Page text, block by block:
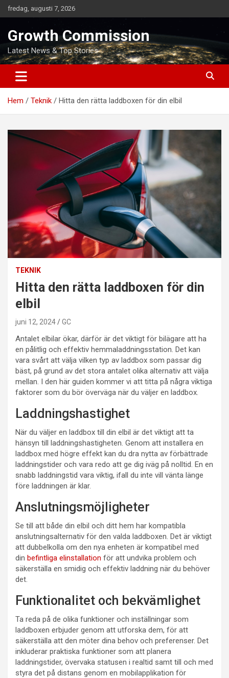
Hoppa
till
fredag, augusti 7, 2026
Growth Commission
Latest News & Top Stories
Hem Teknik Hitta den rätta laddboxen för din elbil
TEKNIK
Hitta den rätta laddboxen för din
elbil
juni 12, 2024 GC
Antalet elbilar ökar, därför är det viktigt för bilägare att ha
en pålitlig och effektiv hemmaladdningsstation. Det kan
vara svårt att välja vilken typ av laddbox som passar dig
bäst, på grund av det stora antalet olika alternativ att välja
mellan. I den här guiden kommer vi att titta på några viktiga
faktorer som du bör överväga när du väljer en laddbox.
Laddningshastighet
När du väljer en laddbox till din elbil är det viktigt att ta
hänsyn till laddningshastigheten. Genom att installera en
laddbox med högre effekt kan du dra nytta av förbättrade
laddningstider och vara redo att ge dig iväg på nolltid. En en
snabb laddningstid vara viktig, ifall du inte vill vänta länge
före laddningen är klar.
Anslutningsmöjligheter
Se till att både din elbil och ditt hem har kompatibla
anslutningsalternativ för den valda laddboxen. Det är viktigt
att dubbelkolla om den nya enheten är kompatibel med
din befintliga elinstallation för att undvika problem och
säkerställa en smidig och effektiv laddning när du behöver
det.
Funktionalitet och bekvämlighet
Ta reda på de olika funktioner och inställningar som
laddboxen erbjuder genom att utforska dem, för att
säkerställa att den möter dina behov och preferenser. Det
inkluderar praktiska funktioner som att planera
laddningstider, övervaka statusen i realtid samt till och med
styra det på distans genom en mobilapplikation för